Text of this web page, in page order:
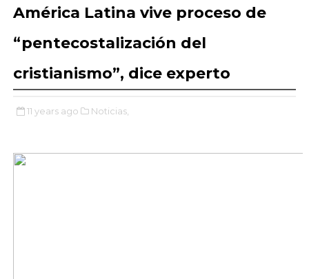
América Latina vive proceso de
“pentecostalización del
cristianismo”, dice experto
11 years ago Noticias,